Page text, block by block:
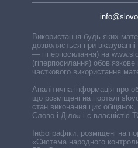
Використання будь-яких
дозволяється при
— гіперпосилання) на
(гіперпосилання)
часткового використання
Аналітична інформація про
що розміщені на порталі
стан виконання цих
Слово і Діло» і є власністю
Інфографіки, розміщені на
«Система народного